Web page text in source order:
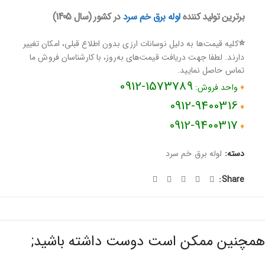
برترین تولید کنندهلوله برق خم سرددر کشور (سال 1405)
⭐کلیه قیمت‌ها به دلیل نوسانات ارزی بدون اطلاع قبلی، امکان تغییر
دارند. لطفا جهت دریافت قیمت‌های به‌روز، با کارشناسان فروش ما
تماس حاصل نمایید.
♦ واحد فروش: 1573789-0912
♦
0912-9400316
♦
0912-9400317
دسته: لوله برق خم سرد
Share:
همچنین ممکن است دوست داشته باشید;